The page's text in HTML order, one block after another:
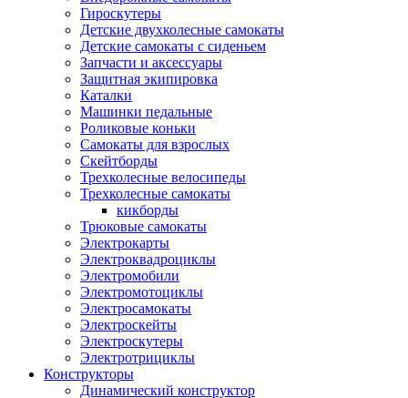
Гироскутеры
Детские двухколесные самокаты
Детские самокаты с сиденьем
Запчасти и аксессуары
Защитная экипировка
Каталки
Машинки педальные
Роликовые коньки
Самокаты для взрослых
Скейтборды
Трехколесные велосипеды
Трехколесные самокаты
кикборды
Трюковые самокаты
Электрокарты
Электроквадроциклы
Электромобили
Электромотоциклы
Электросамокаты
Электроскейты
Электроскутеры
Электротрициклы
Конструкторы
Динамический конструктор